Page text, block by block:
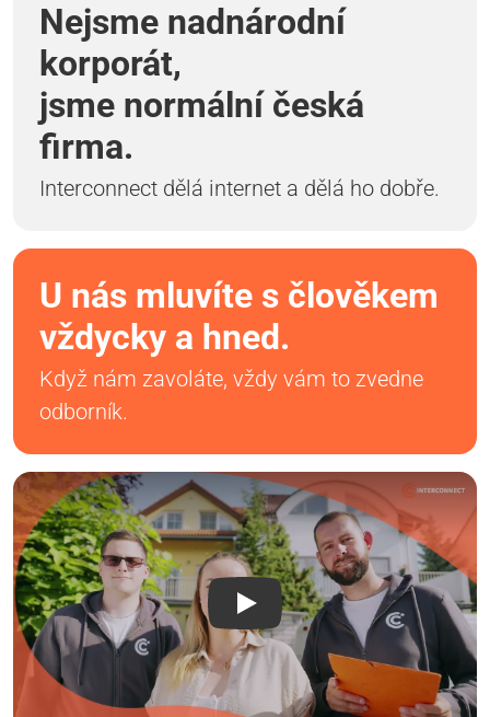
Nejsme nadnárodní
korporát,
jsme normální česká
firma.
Interconnect dělá internet a dělá ho dobře.
U nás mluvíte s člověkem
vždycky a hned.
Když nám zavoláte, vždy vám to zvedne
odborník.